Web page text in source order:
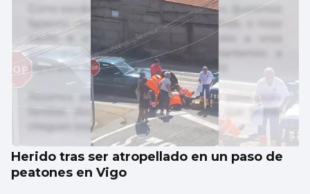
Herido tras ser atropellado en un paso de
peatones en Vigo